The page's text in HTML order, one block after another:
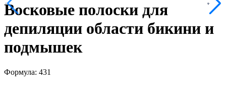
Восковые полоски для
депиляции области бикини и
подмышек
Формула: 431